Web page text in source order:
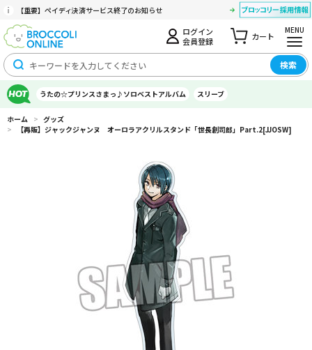
【重要】ペイディ決済サービス終了のお知らせ
ログイン
会員登録
カート
MENU
検索
うたの☆プリンスさまっ♪ソロベストアルバム スリーブ
ホーム > グッズ
>
【再販】ジャックジャンヌ オーロラアクリルスタンド「世長創司郎」Part.2[JJOSW]